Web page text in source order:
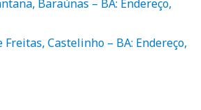
Baraúnas – BA: Endereço,
Freitas, Castelinho – BA: Endereço,